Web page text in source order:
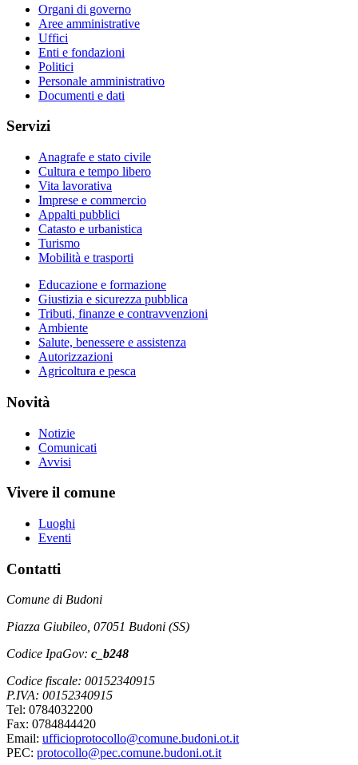
Organi di governo
Aree amministrative
Uffici
Enti e fondazioni
Politici
Personale amministrativo
Documenti e dati
Servizi
Anagrafe e stato civile
Cultura e tempo libero
Vita lavorativa
Imprese e commercio
Appalti pubblici
Catasto e urbanistica
Turismo
Mobilità e trasporti
Educazione e formazione
Giustizia e sicurezza pubblica
Tributi, finanze e contravvenzioni
Ambiente
Salute, benessere e assistenza
Autorizzazioni
Agricoltura e pesca
Novità
Notizie
Comunicati
Avvisi
Vivere il comune
Luoghi
Eventi
Contatti
Comune di Budoni
Piazza Giubileo, 07051 Budoni (SS)
Codice IpaGov: c_b248
Codice fiscale: 00152340915
P.IVA: 00152340915
Tel: 0784032200
Fax: 0784844420
Email: ufficioprotocollo@comune.budoni.ot.it
PEC: protocollo@pec.comune.budoni.ot.it